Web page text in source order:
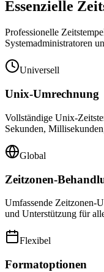
Essenzielle
Professionelle
Systemadministratoren
Universell
Unix-Umrechnung
Vollständige Unix-
Sekunden,
Global
Zeitzonen-
Umfassende Zeitzonen-
und Unterstützung für
Flexibel
Formatoptionen